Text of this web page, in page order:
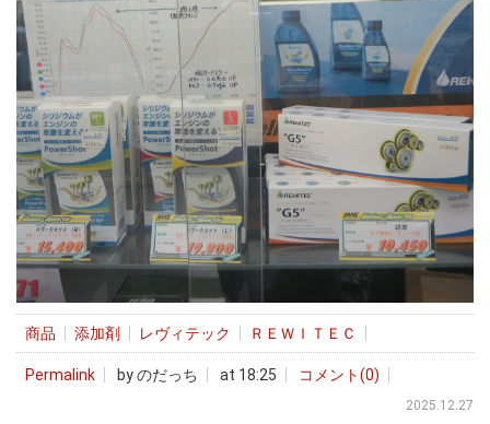
商品 添加剤 レヴィテック ＲＥＷＩＴＥＣ
Permalink by のだっち at 18:25 コメント(0)
2025.12.27